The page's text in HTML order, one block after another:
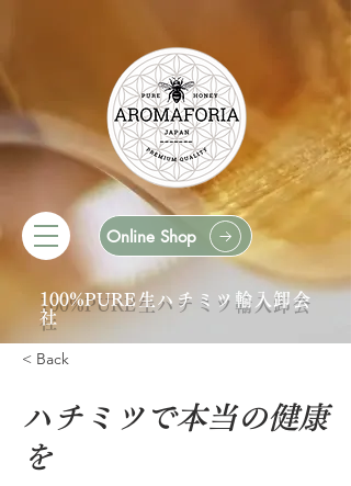
100%PURE生ハチミツ輸入卸会
社
Online Shop
< Back
ハチミツで本当の健康
を